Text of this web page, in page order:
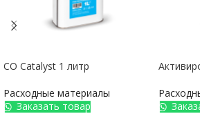
CO Catalyst 1 литр
Расходные материалы
Заказать товар